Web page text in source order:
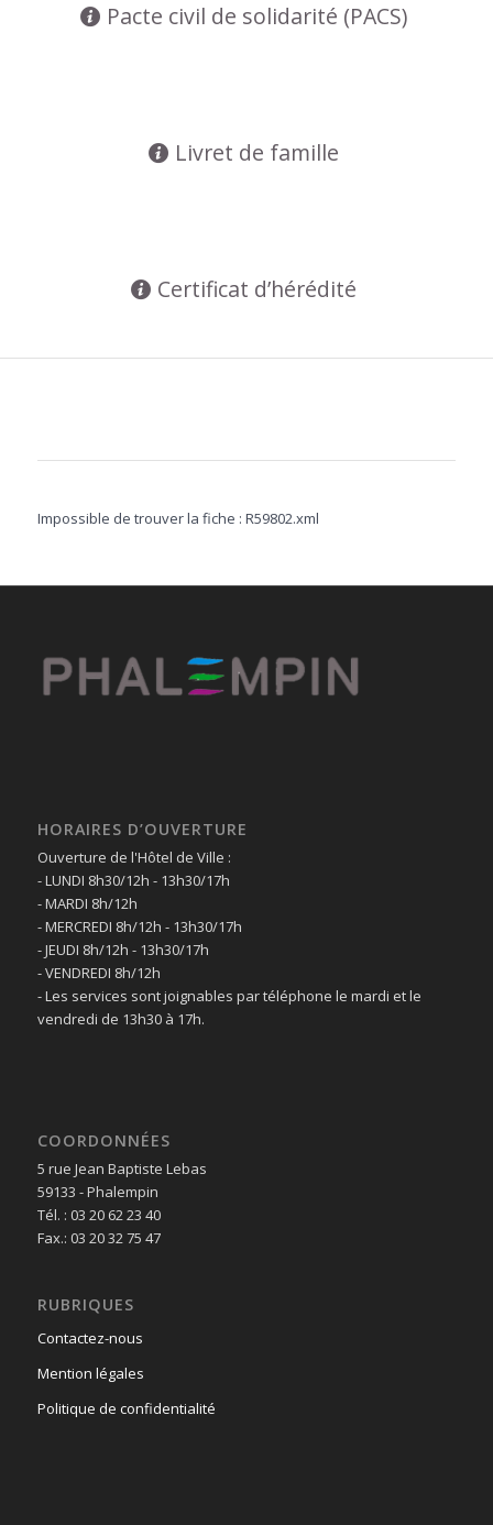
Pacte civil de solidarité (PACS)
Livret de famille
Certificat d’hérédité
Impossible de trouver la fiche : R59802.xml
HORAIRES D’OUVERTURE
Ouverture de l'Hôtel de Ville :
- LUNDI 8h30/12h - 13h30/17h
- MARDI 8h/12h
- MERCREDI 8h/12h - 13h30/17h
- JEUDI 8h/12h - 13h30/17h
- VENDREDI 8h/12h
- Les services sont joignables par téléphone le mardi et le
vendredi de 13h30 à 17h.
COORDONNÉES
5 rue Jean Baptiste Lebas
59133 - Phalempin
Tél. : 03 20 62 23 40
Fax.: 03 20 32 75 47
RUBRIQUES
Contactez-nous
Mention légales
Politique de confidentialité